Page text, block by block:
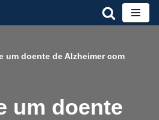
um doente de Alzheimer com
um doente